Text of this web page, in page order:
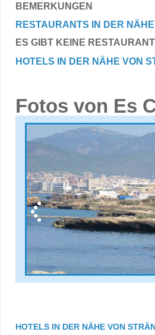
BEMERKUNGEN
RESTAURANTS IN DER
ES GIBT KEINE
HOTELS IN DER NÄHE VON
Fotos von Es
HOTELS IN DER NÄHE VON